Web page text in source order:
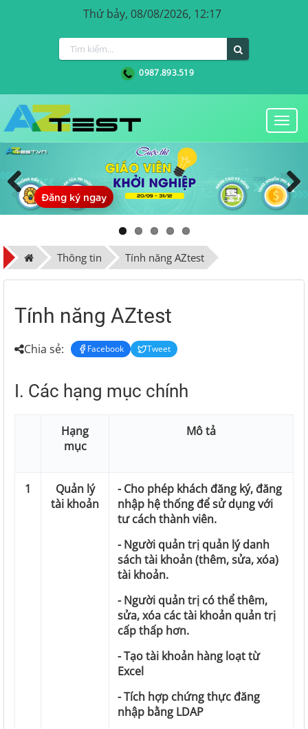
Thứ bảy, 08/08/2026, 12:17
0987.893.519
Đăng ký ngay
Previous Next
Thông tin Tính năng AZtest
Tính năng AZtest
Chia sẻ: Facebook Tweet
I. Các hạng mục chính
Hạng
mục
Mô tả
1
Quản lý
tài khoản
- Cho phép khách đăng ký, đăng
nhập hệ thống để sử dụng với
tư cách thành viên.
- Người quản trị quản lý danh
sách tài khoản (thêm, sửa, xóa)
tài khoản.
- Người quản trị có thể thêm,
sửa, xóa các tài khoản quản trị
cấp thấp hơn.
- Tạo tài khoản hàng loạt từ
Excel
- Tích hợp chứng thực đăng
nhập bằng LDAP